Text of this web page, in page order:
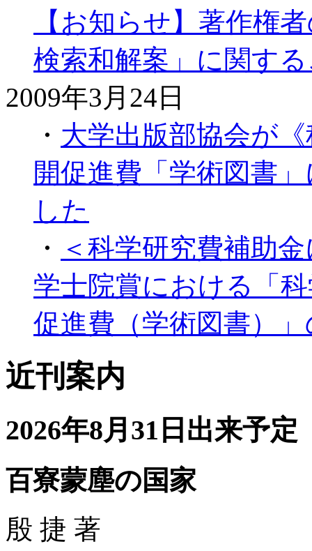
【お知らせ】著作権
検索和解案」に関す
2009年3月24日
・ 大学出版部協会が
開促進費「学術図書
した
・
＜科学研究費補助
学士院賞における「
促進費（学術図書）
近刊案内
2026年8月31日出来予定
百寮蒙塵の国家
殷 捷 著